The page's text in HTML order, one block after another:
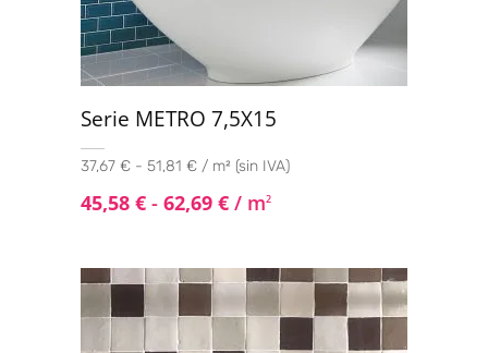
Serie METRO 7,5X15
37,67 € - 51,81 € / m² (sin IVA)
45,58 € - 62,69 € / m2